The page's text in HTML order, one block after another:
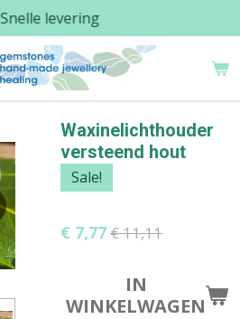
Snelle levering
Waxinelichthouder
versteend hout
Sale!
€ 7,77€ 11,11
IN
WINKELWAGEN